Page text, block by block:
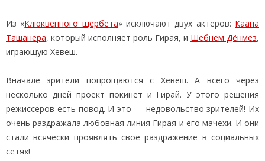
Из «Клюквенного щербета» исключают двух актеров: Каана
Ташанера, который исполняет роль Гирая, и Шебнем Дёнмез,
играющую Хевеш.
Вначале зрители попрощаются с Хевеш. А всего через
несколько дней проект покинет и Гирай. У этого решения
режиссеров есть повод. И это — недовольство зрителей! Их
очень раздражала любовная линия Гирая и его мачехи. И они
стали всячески проявлять свое раздражение в социальных
сетях!